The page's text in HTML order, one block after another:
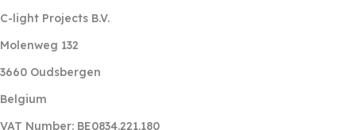
C-light Projects B.V.
Molenweg 132
3660 Oudsbergen
Belgium
VAT Number: BE0834.221.180